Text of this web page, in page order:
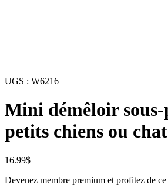
UGS : W6216
Mini démêloir
petits chiens ou
16.99$
Devenez membre premium et profitez de